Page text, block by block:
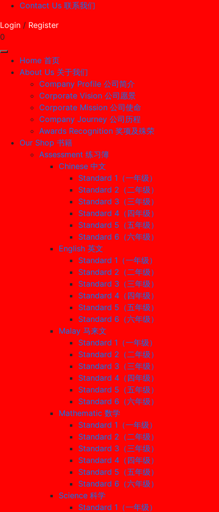
Contact Us 联系我们
Login / Register
0
Home 首页
About Us 关于我们
Company Profile 公司简介
Corporate Vision 公司愿景
Corporate Mission 公司使命
Company Journey 公司历程
Awards Recognition 奖项及殊荣
Our Shop 书籍
Assessment 练习簿
Chinese 中文
Standard 1（一年级）
Standard 2（二年级）
Standard 3（三年级）
Standard 4（四年级）
Standard 5（五年级）
Standard 6（六年级）
English 英文
Standard 1（一年级）
Standard 2（二年级）
Standard 3（三年级）
Standard 4（四年级）
Standard 5（五年级）
Standard 6（六年级）
Malay 马来文
Standard 1（一年级）
Standard 2（二年级）
Standard 3（三年级）
Standard 4（四年级）
Standard 5（五年级）
Standard 6（六年级）
Mathematic 数学
Standard 1（一年级）
Standard 2（二年级）
Standard 3（三年级）
Standard 4（四年级）
Standard 5（五年级）
Standard 6（六年级）
Science 科学
Standard 1（一年级）